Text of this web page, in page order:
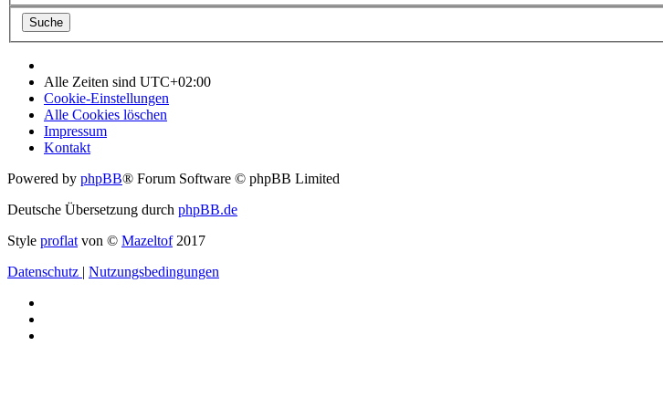
Alle Zeiten sind UTC+02:00
Cookie-Einstellungen
Alle Cookies löschen
Impressum
Kontakt
Powered by phpBB® Forum Software © phpBB Limited
Deutsche Übersetzung durch phpBB.de
Style proflat von © Mazeltof2017
Datenschutz | Nutzungsbedingungen